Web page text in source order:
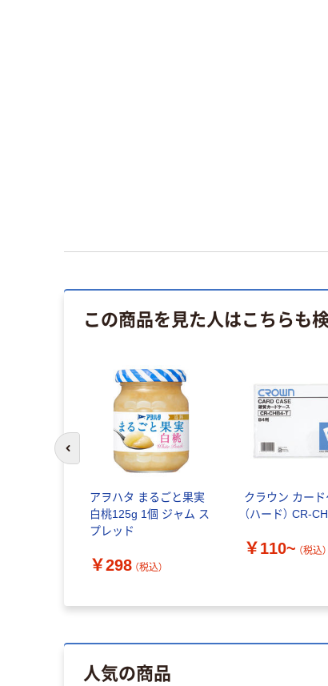
この商品を見た人はこちらも
アヲハタ まるごと果実
白桃125g 1個 ジャム ス
プレッド
￥298 （税込）
クラウン カード
（ハード） CR-CH
￥110~ （税込）
前のスライドへ
人気の商品